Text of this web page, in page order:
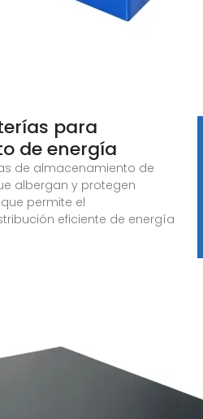
para
de energía
de almacenamiento de
albergan y protegen
permite el
eficiente de energía